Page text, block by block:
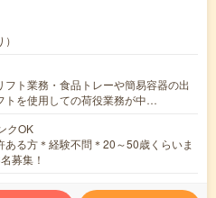
ト業務・食品トレーや簡易容器の出
トを使用しての荷役業務が中…
クOK
ある方＊経験不問＊20～50歳くらいま
募集！